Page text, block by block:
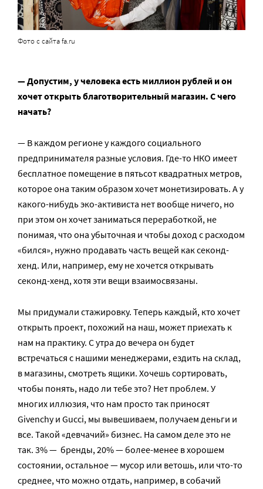
Фото с сайта fa.ru
— Допустим, у человека есть миллион рублей и он
хочет открыть благотворительный магазин. С чего
начать?
— В каждом регионе у каждого социального
предпринимателя разные условия. Где-то НКО имеет
бесплатное помещение в пятьсот квадратных метров,
которое она таким образом хочет монетизировать. А у
какого-нибудь эко-активиста нет вообще ничего, но
при этом он хочет заниматься переработкой, не
понимая, что она убыточная и чтобы доход с расходом
«бился», нужно продавать часть вещей как секонд-
хенд. Или, например, ему не хочется открывать
секонд-хенд, хотя эти вещи взаимосвязаны.
Мы придумали стажировку. Теперь каждый, кто хочет
открыть проект, похожий на наш, может приехать к
нам на практику. С утра до вечера он будет
встречаться с нашими менеджерами, ездить на склад,
в магазины, смотреть ящики. Хочешь сортировать,
чтобы понять, надо ли тебе это? Нет проблем. У
многих иллюзия, что нам просто так приносят
Givenchy и Gucci, мы вывешиваем, получаем деньги и
все. Такой «девчачий» бизнес. На самом деле это не
так. 3% — бренды, 20% — более-менее в хорошем
состоянии, остальное — мусор или ветошь, или что-то
среднее, что можно отдать, например, в собачий